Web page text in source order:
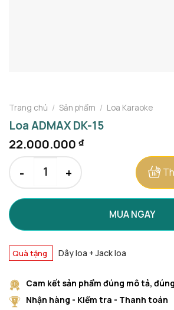
Trang chủ / Sản phẩm / Loa Karaoke
Loa ADMAX DK-15
22.000.000 ₫
MUA NGAY
Quà tặng Dây loa + Jack loa
Cam kết sản phẩm đúng mô tả,
Nhận hàng - Kiểm tra - Thanh toán